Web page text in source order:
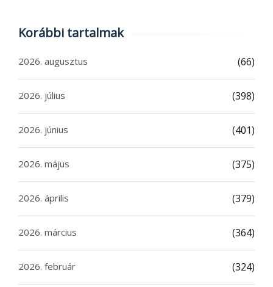
Korábbi tartalmak
2026. augusztus (66)
2026. július (398)
2026. június (401)
2026. május (375)
2026. április (379)
2026. március (364)
2026. február (324)